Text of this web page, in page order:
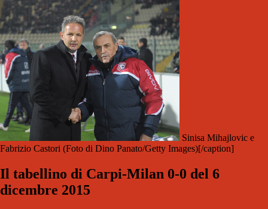
Sinisa Mihajlovic e
Fabrizio Castori (Foto di Dino Panato/Getty Images)[/caption]
Il tabellino di Carpi-Milan 0-0 del 6
dicembre 2015